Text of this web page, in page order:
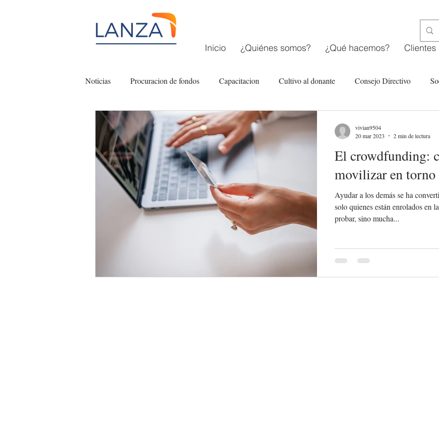
Inicio ¿Quiénes somos? ¿Qué hacemos? Clientes
Noticias Procuracion de fondos Capacitacion Cultivo al donante Consejo Directivo
Filantropía Fundaciones comunitarias Estructura organizacional OSC
El crowdfunding:
movilizar en torno
Ayudar a los demás se ha
solo quienes están enrolados en
probar, sino mucha...
vivian9504
20 mar 2023
2 min de lectura